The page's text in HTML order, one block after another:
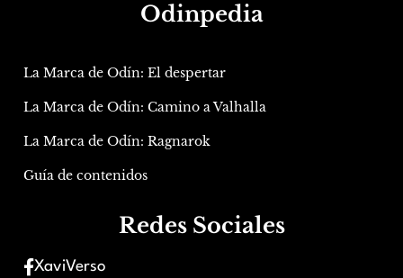
Odinpedia
La Marca de Odín: El despertar
La Marca de Odín: Camino a Valhalla
La Marca de Odín: Ragnarok
Guía de contenidos
Redes Sociales
XaviVerso